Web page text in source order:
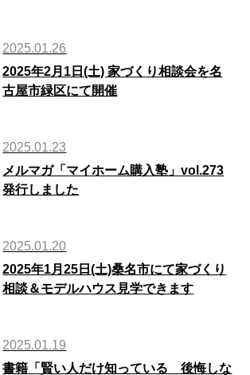
2025.01.26
2025年2月1日(土) 家づくり相談会を名
古屋市緑区にて開催
2025.01.23
メルマガ「マイホーム購入塾」vol.273
発行しました
2025.01.20
2025年1月25日(土)桑名市にて家づくり
相談＆モデルハウス見学できます
2025.01.19
書籍「賢い人だけ知っている 後悔しな